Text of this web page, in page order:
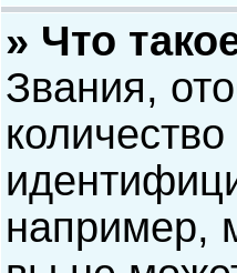
» Что
Звания,
например,